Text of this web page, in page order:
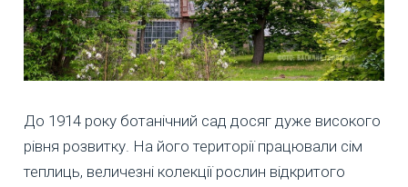
До 1914 року ботанічний сад досяг дуже високого
рівня розвитку. На його території працювали сім
теплиць, величезні колекції рослин відкритого